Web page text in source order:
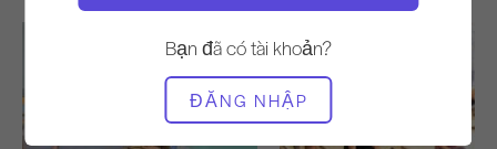
Bạn đã có tài khoản?
ĐĂNG NHẬP